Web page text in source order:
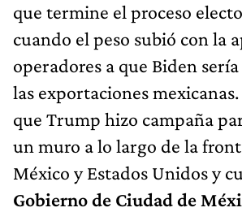
que termine el proceso
cuando el peso subió con la
operadores a que Biden
las exportaciones
que Trump hizo campaña
un muro a lo largo de la
México y Estados Unidos y
Gobierno de Ciudad de